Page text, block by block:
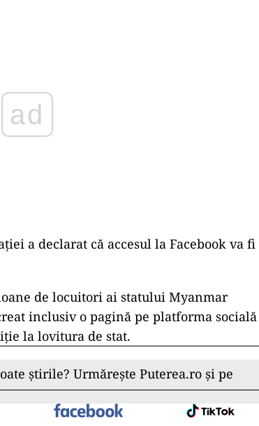
ad
a declarat că accesul la Facebook va fi
de locuitori ai statului Myanmar
inclusiv o pagină pe platforma socială
la lovitura de stat.
știrile? Urmărește Puterea.ro și pe